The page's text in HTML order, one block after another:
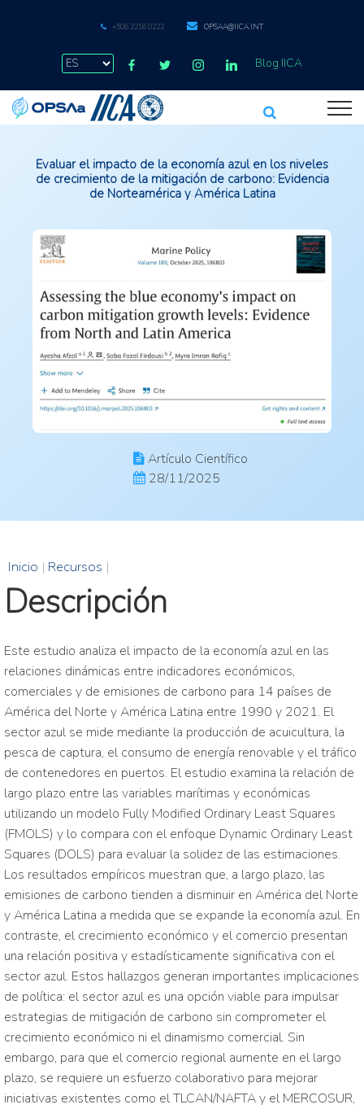
+506 2216 0222 OPSAA@IICA.INT
Blog IICA
Evaluar el impacto de la economía azul en los niveles
de crecimiento de la mitigación de carbono: Evidencia
de Norteamérica y América Latina
Artículo Científico
28/11/2025
Inicio | Recursos |
Descripción
Este estudio analiza el impacto de la economía azul en las
relaciones dinámicas entre indicadores económicos,
comerciales y de emisiones de carbono para 14 países de
América del Norte y América Latina entre 1990 y 2021. El
sector azul se mide mediante la producción de acuicultura, la
pesca de captura, el consumo de energía renovable y el tráfico
de contenedores en puertos. El estudio examina la relación de
largo plazo entre las variables marítimas y económicas
utilizando un modelo Fully Modified Ordinary Least Squares
(FMOLS) y lo compara con el enfoque Dynamic Ordinary Least
Squares (DOLS) para evaluar la solidez de las estimaciones.
Los resultados empíricos muestran que, a largo plazo, las
emisiones de carbono tienden a disminuir en América del Norte
y América Latina a medida que se expande la economía azul. En
contraste, el crecimiento económico y el comercio presentan
una relación positiva y estadísticamente significativa con el
sector azul. Estos hallazgos generan importantes implicaciones
de política: el sector azul es una opción viable para impulsar
estrategias de mitigación de carbono sin comprometer el
crecimiento económico ni el dinamismo comercial. Sin
embargo, para que el comercio regional aumente en el largo
plazo, se requiere un esfuerzo colaborativo para mejorar
iniciativas existentes como el TLCAN/NAFTA y el MERCOSUR,